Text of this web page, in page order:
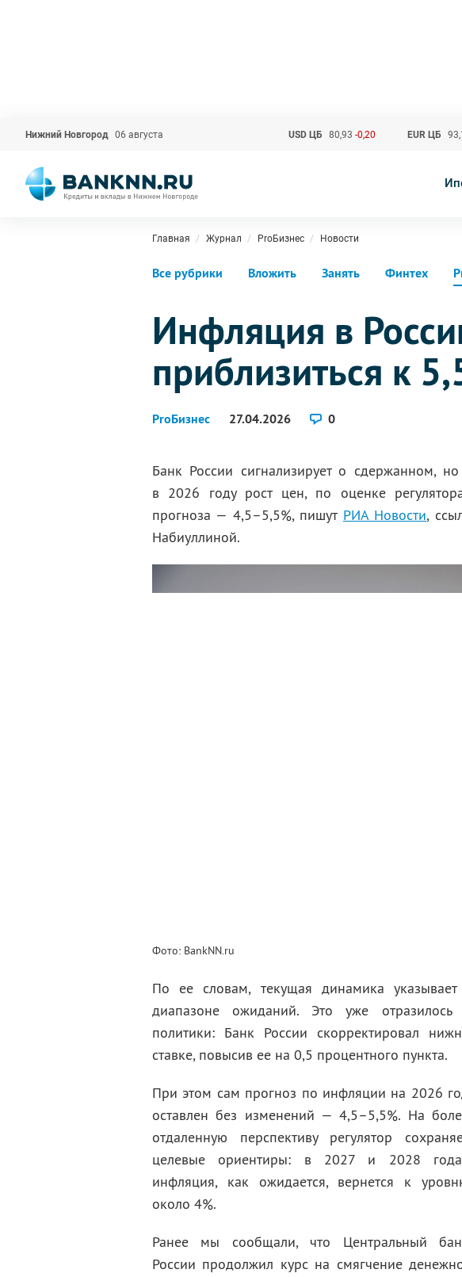
Нижний Новгород 06 августа USD ЦБ 80,93 -0,20 EUR ЦБ
Главная Журнал ProБизнес Новости
Все рубрики Вложить Занять Финтех
Инфляция в
приблизиться к
ProБизнес 27.04.2026 0
Банк России сигнализирует о сдержанном,
в 2026 году рост цен, по оценке
прогноза — 4,5–5,5%, пишут РИА Новости,
Набиуллиной.
Фото: BankNN.ru
По ее словам, текущая динамика
диапазоне ожиданий. Это уже отразилось
политики: Банк России скорректировал
ставке, повысив ее на 0,5 процентного пункта.
При этом сам прогноз по инфляции на 2026
оставлен без изменений — 4,5–5,5%. На
отдаленную перспективу регулятор
целевые ориентиры: в 2027 и 2028
инфляция, как ожидается, вернется к
около 4%.
Ранее мы сообщали, что Центральный
России продолжил курс на смягчение